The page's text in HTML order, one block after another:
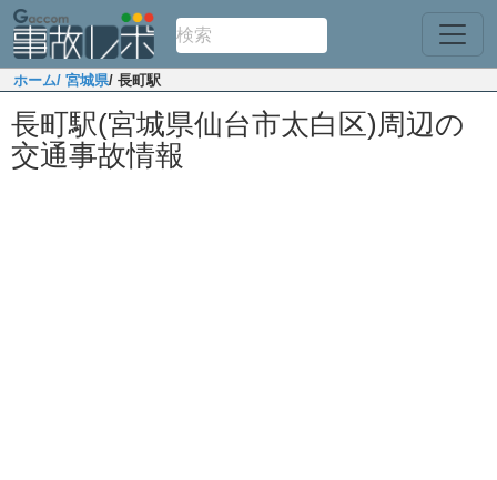
ホーム/ 宮城県/ 長町駅
長町駅(宮城県仙台市太白区)周辺の
交通事故情報